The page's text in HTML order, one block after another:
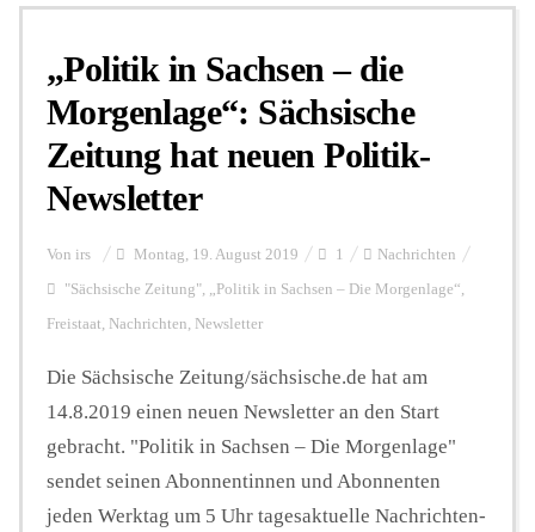
Personalien
Hintergrund
FUNKTURM-Beiträge
Seminare
Unterstützen
„Politik in Sachsen – die
Morgenlage“: Sächsische
Zeitung hat neuen Politik-
Newsletter
Von irs Montag, 19. August 2019 1 Nachrichten
"Sächsische Zeitung", „Politik in Sachsen – Die Morgenlage“,
Freistaat, Nachrichten, Newsletter
Die Sächsische Zeitung/sächsische.de hat am
14.8.2019 einen neuen Newsletter an den Start
gebracht. "Politik in Sachsen – Die Morgenlage"
sendet seinen Abonnentinnen und Abonnenten
jeden Werktag um 5 Uhr tagesaktuelle Nachrichten-